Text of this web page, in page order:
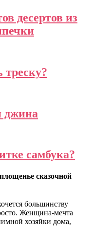
десертов из
треску?
джина
самбука?
сказочной
большинству
Женщина-мечта
хозяйки дома,